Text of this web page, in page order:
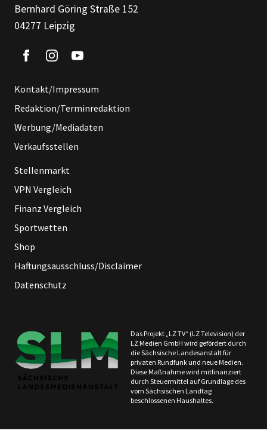
Bernhard Göring Straße 152
04277 Leipzig
Kontakt/Impressum
Redaktion/Terminredaktion
Werbung/Mediadaten
Verkaufsstellen
Stellenmarkt
VPN Vergleich
Finanz Vergleich
Sportwetten
Shop
Haftungsausschluss/Disclaimer
Datenschutz
Das Projekt „LZ TV“ (LZ Television) der
LZ Medien GmbH wird gefördert durch
die Sächsische Landesanstalt für
privaten Rundfunk und neue Medien.
Diese Maßnahme wird mitfinanziert
durch Steuermittel auf Grundlage des
vom Sächsischen Landtag
beschlossenen Haushaltes.